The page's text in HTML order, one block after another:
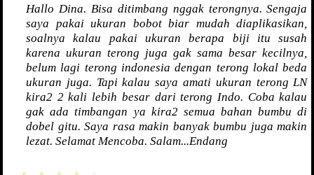
Hallo Dina. Bisa ditimbang nggak terongnya. Sengaja
saya pakai ukuran bobot biar mudah diaplikasikan,
soalnya kalau pakai ukuran berapa biji itu susah
karena ukuran terong juga gak sama besar kecilnya,
belum lagi terong indonesia dengan terong lokal beda
ukuran juga. Tapi kalau saya amati ukuran terong LN
kira2 2 kali lebih besar dari terong Indo. Coba kalau
gak ada timbangan ya kira2 semua bahan bumbu di
dobel gitu. Saya rasa makin banyak bumbu juga makin
lezat. Selamat Mencoba. Salam...Endang